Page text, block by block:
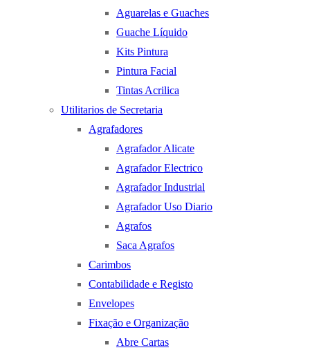
Aguarelas e Guaches
Guache Líquido
Kits Pintura
Pintura Facial
Tintas Acrilica
Utilitarios de Secretaria
Agrafadores
Agrafador Alicate
Agrafador Electrico
Agrafador Industrial
Agrafador Uso Diario
Agrafos
Saca Agrafos
Carimbos
Contabilidade e Registo
Envelopes
Fixação e Organização
Abre Cartas